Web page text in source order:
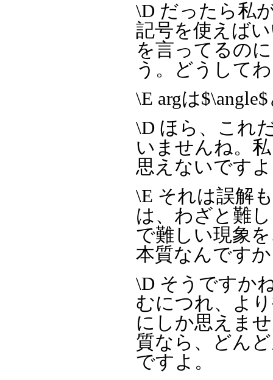
\D だったら私
記号を使えば
を言ってるの
う。どうして
\E argは
\D ほら、これ
いませんね。
思えないです
\E それは誤解
は、わざと難
で難しい現象
本質なんです
\D そうですか
むにつれ、よ
にしか思えま
質なら、どん
ですよ。